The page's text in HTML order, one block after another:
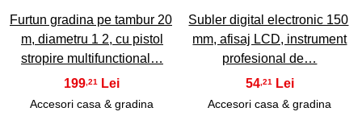
Furtun gradina pe tambur 20
m, diametru 1 2, cu pistol
stropire multifunctional…
199 ,21
Accesori casa & gradina
Subler digital electronic 150
mm, afisaj LCD, instrument
profesional de…
54 ,21
Accesori casa & gradina